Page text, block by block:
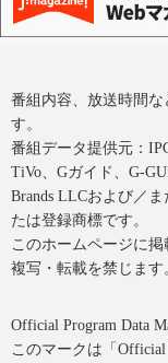
番組内容、放送時間
す。
番組データ提供元：
TiVo、Gガイド、G-
Brands LLCおよび／
たは登録商標です。
このホームページに
複写・転載を禁じます
Official Program Data
このマークは「